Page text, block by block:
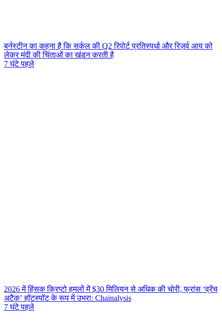
बर्नस्टीन का कहना है कि सर्कल की Q2 रिपोर्ट प्रतिस्पर्धा और रिज़र्व आय को
लेकर मंदी की चिंताओं का खंडन करती है
7 घंटे पहले
2026 में हिंसक क्रिप्टो हमलों में $30 मिलियन से अधिक की चोरी, फ्रांस ‘व्रेंच
अटैक’ हॉटस्पॉट के रूप में उभरा: Chainalysis
7 घंटे पहले